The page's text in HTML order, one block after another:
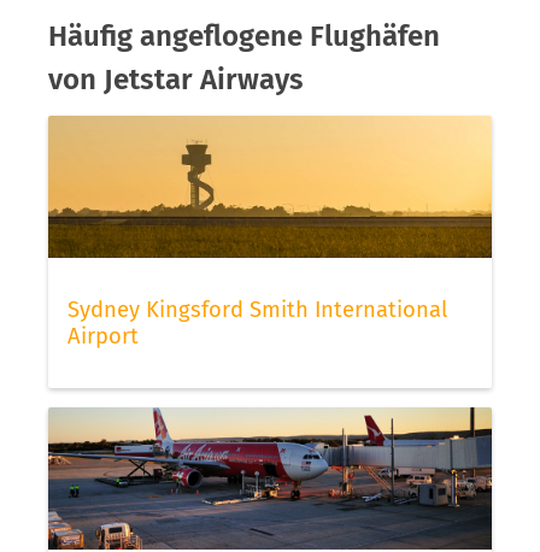
Häufig angeflogene Flughäfen
von Jetstar Airways
Sydney Kingsford Smith International
Airport